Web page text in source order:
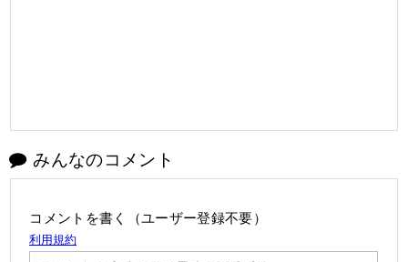
みんなのコメント
コメントを書く（ユーザー登録不要）